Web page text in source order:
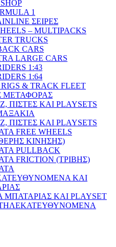
1
ΣΕΙΡΕΣ
– MULTIPACKS
TRUCKS
CARS
LARGE CARS
1:43
1:64
RIGS & TRACK FLEET
ΜΕΤΑΦΟΡΑΣ
ΠΙΣΤΕΣ ΚΑΙ PLAYSETS
ΠΙΣΤΕΣ ΚΑΙ PLAYSETS
FREE WHEELS
ΚΙΝΗΣΗΣ)
PULLBACK
FRICTION (ΤΡΙΒΗΣ)
ΚΑΙ
ΜΠΑΤΑΡΙΑΣ ΚΑΙ PLAYSET